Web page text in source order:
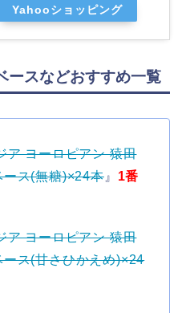
Yahooショッピング
ースなどおすすめ一覧
ア ヨーロピアン 猿田
ース(無糖)×24本』 1番
ア ヨーロピアン 猿田
ス(甘さひかえめ)×24